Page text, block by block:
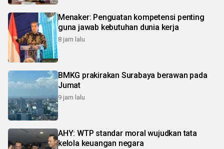
Menaker: Penguatan kompetensi penting
guna jawab kebutuhan dunia kerja
8 jam lalu
BMKG prakirakan Surabaya berawan pada
Jumat
9 jam lalu
AHY: WTP standar moral wujudkan tata
kelola keuangan negara